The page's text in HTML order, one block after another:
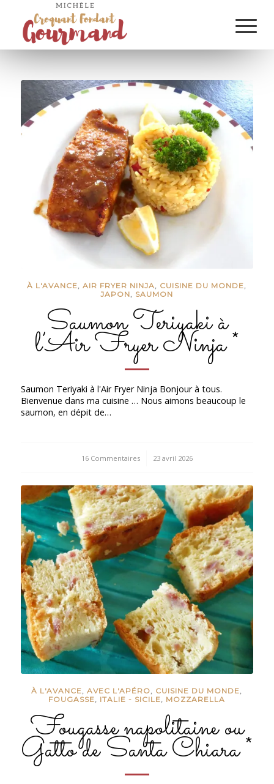
À L'AVANCE,AIR FRYER NINJA, CUISINE DU MONDE,
JAPON, SAUMON
Saumon Teriyaki à
l’Air Fryer Ninja *
Saumon Teriyaki à l'Air Fryer Ninja Bonjour à tous.
Bienvenue dans ma cuisine … Nous aimons beaucoup le
saumon, en dépit de…
16 Commentaires
/ 23 avril 2026
À L'AVANCE,AVEC L'APÉRO, CUISINE DU MONDE,
FOUGASSE, ITALIE - SICILE, MOZZARELLA
Fougasse napolitaine ou
Gatto de Santa Chiara *